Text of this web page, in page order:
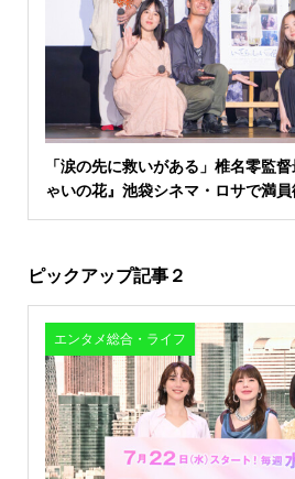
「涙の先に救いがある」椎名零監
ゃいの花』池袋シネマ・ロサで満
ピックアップ記事２
エンタメ総合・ライフ